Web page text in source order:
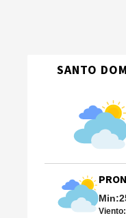
SANTO
Viento: